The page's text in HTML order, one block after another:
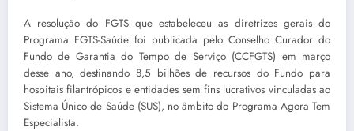
A resolução do FGTS que estabeleceu as diretrizes gerais do
Programa FGTS-Saúde foi publicada pelo Conselho Curador do
Fundo de Garantia do Tempo de Serviço (CCFGTS) em março
desse ano, destinando 8,5 bilhões de recursos do Fundo para
hospitais filantrópicos e entidades sem fins lucrativos vinculadas ao
Sistema Único de Saúde (SUS), no âmbito do Programa Agora Tem
Especialista.